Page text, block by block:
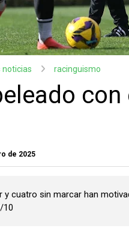
noticias racinguismo
de 2025
y cuatro sin marcar han
10